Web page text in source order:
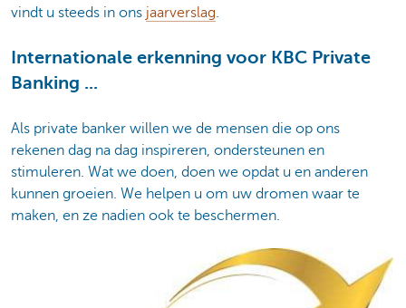
vindt u steeds in ons jaarverslag
Internationale erkenning voor KBC Private
Banking ...
Als private banker willen we de mensen die op ons
rekenen dag na dag inspireren, ondersteunen en
stimuleren. Wat we doen, doen we opdat u en anderen
kunnen groeien. We helpen u om uw dromen waar te
maken, en ze nadien ook te beschermen.